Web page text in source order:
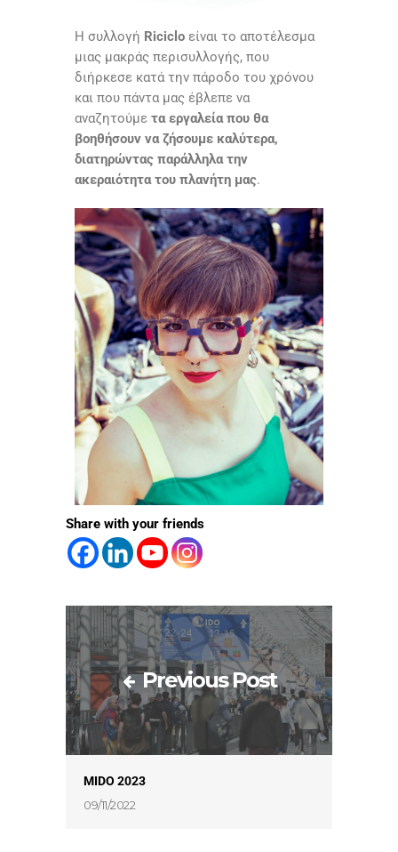
Η συλλογή Riciclo είναι το αποτέλεσμα
μιας μακράς περισυλλογής, που
διήρκεσε κατά την πάροδο του χρόνου
και που πάντα μας έβλεπε να
αναζητούμε τα εργαλεία που θα
βοηθήσουν να ζήσουμε καλύτερα,
διατηρώντας παράλληλα την
ακεραιότητα του πλανήτη μας.
Share with your friends
Previous Post
MIDO 2023
09/11/2022